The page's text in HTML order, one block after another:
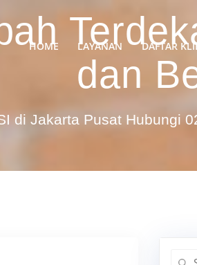
HOME LAYANAN DAFTAR
dan
di Jakarta Pusat Hubungi